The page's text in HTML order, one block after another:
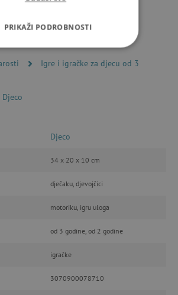
Igre i igračke za djecu od 2
Igre i igračke za djecu od 3
Djeco
Djeco
34 x 20 x 10 cm
dječaku, djevojčici
motoriku, igru uloga
od 3 godine, od 2 godine
igračke
3070900078710
PRIKAŽI PODROBNOSTI
POTREBNI KOLAČIĆI
potrebni kolačići
Izvedba
Funkcionalnost
internetske stranice, kao što su
stranicu ne možete